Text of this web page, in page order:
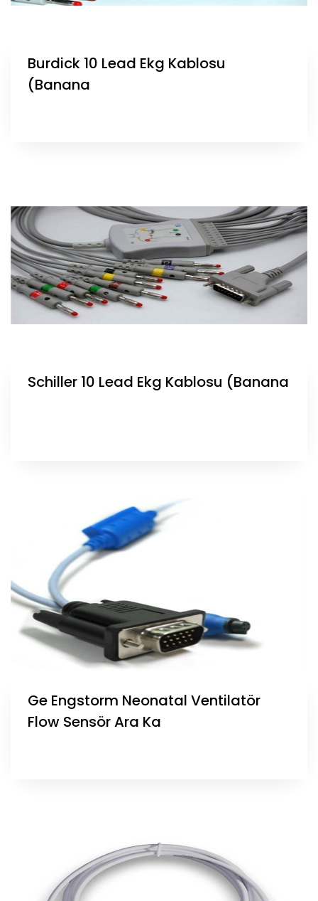
Burdick 10 Lead Ekg Kablosu
(Banana
Schiller 10 Lead Ekg Kablosu (Banana
Ge Engstorm Neonatal Ventilatör
Flow Sensör Ara Ka